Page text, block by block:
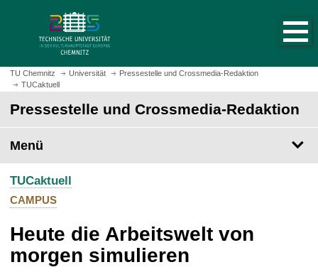
m
H
t
s
i
e
a
u
f
r
u
f
e
TU Chemnitz Universität
Pressestelle und Crossmedia-Redaktion
TUCaktuell
Pressestelle und Crossmedia-Redaktion
Menü
TUCaktuell
CAMPUS
Heute die Arbeitswelt von
morgen simulieren